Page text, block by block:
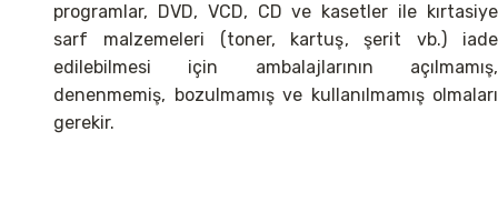
programlar, DVD, VCD, CD ve kasetler ile kırtasiye
sarf malzemeleri (toner, kartuş, şerit vb.) iade
edilebilmesi için ambalajlarının açılmamış,
denenmemiş, bozulmamış ve kullanılmamış olmaları
gerekir.